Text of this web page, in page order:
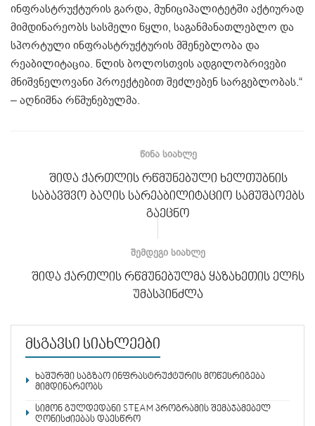
ინფრასტრუქტურის გარდა, მუნიციპალიტეტში აქტიურად
მიმდინარეობს სასმელი წყლი, საგანმანათლებლო და
სპორტული ინფრასტრუქტურის მშენებლობა და
რეაბილიტაცია. წლის ბოლოსთვის ადგილობრივები
მნიშვნელოვანი პროექტებით შეძლებენ სარგებლობას.“
– აღნიშნა რწმუნებულმა.
ᲬᲘᲜᲐ ᲡᲘᲐᲮᲚᲔ
შიდა ქართლის რწმუნებული ხელთუბნის
საბავშვო ბაღის სარეაბილიტაციო სამუშაოებს
გაეცნო
ᲨᲔᲛᲓᲔᲒᲘ ᲡᲘᲐᲮᲚᲔ
შიდა ქართლის რწმუნებულმა ყაზახეთის ელჩს
უმასპინძლა
მსგავსი სიახლეები
ხაშურში საგზაო ინფრასტრუქტურის მოწესრიგება
მიმდინარეობს
სიმონ გულდედანი STEAM პროგრამის შემაჯამებელ
ღონისძიებას დაესწრო